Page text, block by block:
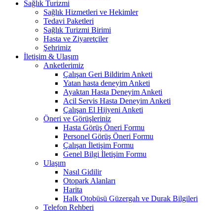
Sağlık Turizmi
Sağlık Hizmetleri ve Hekimler
Tedavi Paketleri
Sağlık Turizmi Birimi
Hasta ve Ziyaretçiler
Şehrimiz
İletişim & Ulaşım
Anketlerimiz
Çalışan Geri Bildirim Anketi
Yatan hasta deneyim Anketi
Ayaktan Hasta Deneyim Anketi
Acil Servis Hasta Deneyim Anketi
Çalışan El Hijyeni Anketi
Öneri ve Görüşleriniz
Hasta Görüş Öneri Formu
Personel Görüş Öneri Formu
Çalışan İletişim Formu
Genel Bilgi İletişim Formu
Ulaşım
Nasıl Gidilir
Otopark Alanları
Harita
Halk Otobüsü Güzergah ve Durak Bilgileri
Telefon Rehberi